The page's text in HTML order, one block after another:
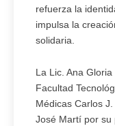
refuerza la
impulsa la
solidaria.
La Lic. Ana
Facultad
Médicas Carlos
José Martí por su